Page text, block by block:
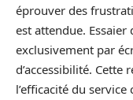
éprouver des
est attendue.
exclusivement par
d’accessibilité. Cette
l’efficacité du service